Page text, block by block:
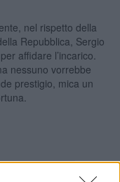
nel rispetto della
Repubblica, Sergio
affidare l’incarico.
nessuno vorrebbe
prestigio, mica un